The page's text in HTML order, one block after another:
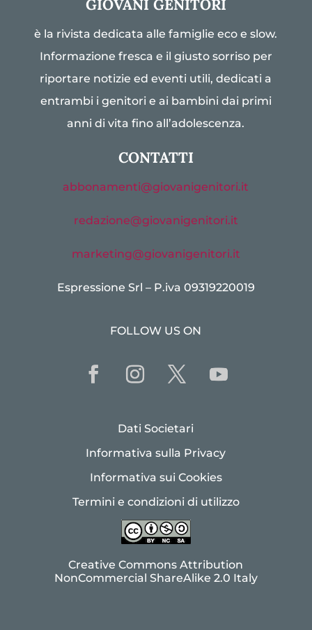
GIOVANI GENITORI
è la rivista dedicata alle famiglie eco e slow.
Informazione fresca e il giusto sorriso per
riportare notizie ed eventi utili, dedicati a
entrambi i genitori e ai bambini dai primi
anni di vita fino all’adolescenza.
CONTATTI
abbonamenti@giovanigenitori.it
redazione@giovanigenitori.it
marketing@giovanigenitori.it
Espressione Srl – P.iva 09319220019
FOLLOW US ON
Dati Societari
Informativa sulla Privacy
Informativa sui Cookies
Termini e condizioni di utilizzo
Creative Commons Attribution
NonCommercial ShareAlike 2.0 Italy